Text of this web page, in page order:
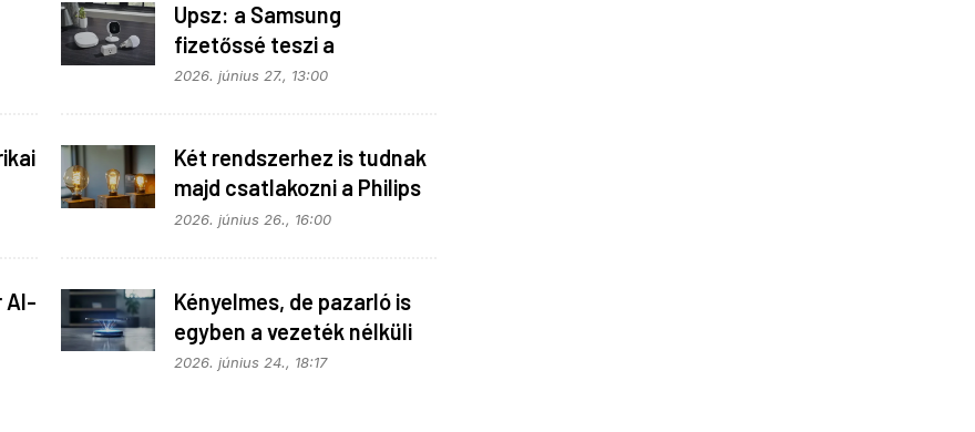
Upsz: a Samsung
fizetőssé teszi a
SmartThings API
2026. június 27., 13:00
Két rendszerhez is tudnak
majd csatlakozni a Philips
Hue égők
2026. június 26., 16:00
AI-
Kényelmes, de pazarló is
egyben a vezeték nélküli
töltés
2026. június 24., 18:17